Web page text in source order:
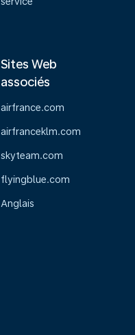
Sites Web
associés
airfrance.com
airfranceklm.com
skyteam.com
flyingblue.com
Anglais